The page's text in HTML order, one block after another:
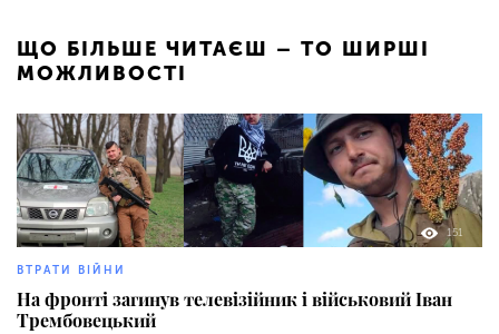
ЩО БІЛЬШЕ ЧИТАЄШ – ТО ШИРШІ
МОЖЛИВОСТІ
151
ВТРАТИ ВІЙНИ
На фронті загинув телевізійник і військовий Іван
Трембовецький